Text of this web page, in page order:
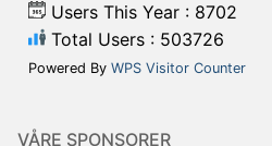
Users This Year : 8702
Total Users : 503726
Powered By WPS Visitor Counter
VÅRE SPONSORER